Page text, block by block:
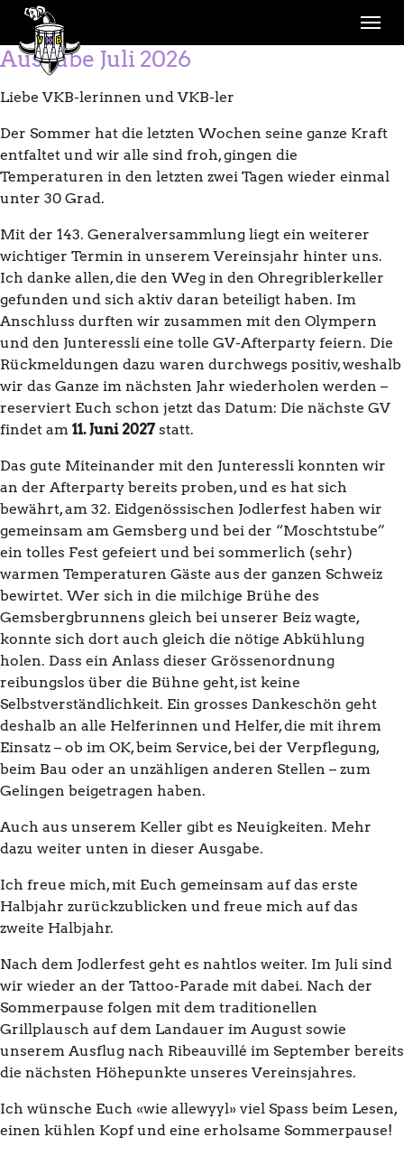
Skip to main navigation
Skip to main content
Skip to page footer
Ausgabe Juli 2026
Liebe VKB-lerinnen und VKB-ler
Der Sommer hat die letzten Wochen seine ganze Kraft
entfaltet und wir alle sind froh, gingen die
Temperaturen in den letzten zwei Tagen wieder einmal
unter 30 Grad.
Mit der 143. Generalversammlung liegt ein weiterer
wichtiger Termin in unserem Vereinsjahr hinter uns.
Ich danke allen, die den Weg in den Ohregriblerkeller
gefunden und sich aktiv daran beteiligt haben. Im
Anschluss durften wir zusammen mit den Olympern
und den Junteressli eine tolle GV-Afterparty feiern. Die
Rückmeldungen dazu waren durchwegs positiv, weshalb
wir das Ganze im nächsten Jahr wiederholen werden –
reserviert Euch schon jetzt das Datum: Die nächste GV
findet am 11. Juni 2027 statt.
Das gute Miteinander mit den Junteressli konnten wir
an der Afterparty bereits proben, und es hat sich
bewährt, am 32. Eidgenössischen Jodlerfest haben wir
gemeinsam am Gemsberg und bei der “Moschtstube”
ein tolles Fest gefeiert und bei sommerlich (sehr)
warmen Temperaturen Gäste aus der ganzen Schweiz
bewirtet. Wer sich in die milchige Brühe des
Gemsbergbrunnens gleich bei unserer Beiz wagte,
konnte sich dort auch gleich die nötige Abkühlung
holen. Dass ein Anlass dieser Grössenordnung
reibungslos über die Bühne geht, ist keine
Selbstverständlichkeit. Ein grosses Dankeschön geht
deshalb an alle Helferinnen und Helfer, die mit ihrem
Einsatz – ob im OK, beim Service, bei der Verpflegung,
beim Bau oder an unzähligen anderen Stellen – zum
Gelingen beigetragen haben.
Auch aus unserem Keller gibt es Neuigkeiten. Mehr
dazu weiter unten in dieser Ausgabe.
Ich freue mich, mit Euch gemeinsam auf das erste
Halbjahr zurückzublicken und freue mich auf das
zweite Halbjahr.
Nach dem Jodlerfest geht es nahtlos weiter. Im Juli sind
wir wieder an der Tattoo-Parade mit dabei. Nach der
Sommerpause folgen mit dem traditionellen
Grillplausch auf dem Landauer im August sowie
unserem Ausflug nach Ribeauvillé im September bereits
die nächsten Höhepunkte unseres Vereinsjahres.
Ich wünsche Euch «wie allewyyl» viel Spass beim Lesen,
einen kühlen Kopf und eine erholsame Sommerpause!